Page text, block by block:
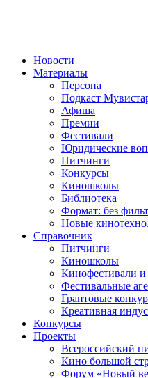
Новости
Материалы
Персона
Подкаст
Афиша
Премии
Фестивали
Юридические
Питчинги
Конкурсы
Киношколы
Библиотека
Формат: без
Новые
Справочник
Питчинги
Киношколы
Кинофестивали
Фестивальные
Грантовые
Креативная
Конкурсы
Проекты
Всероссийский
Кино большой
Форум «Новый